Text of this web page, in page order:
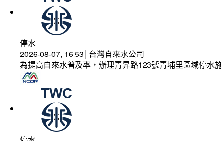
停水
2026-08-07, 16:53│台灣自來水公司
為提高自來水普及率，辦理青昇路123號青埔里區域停水